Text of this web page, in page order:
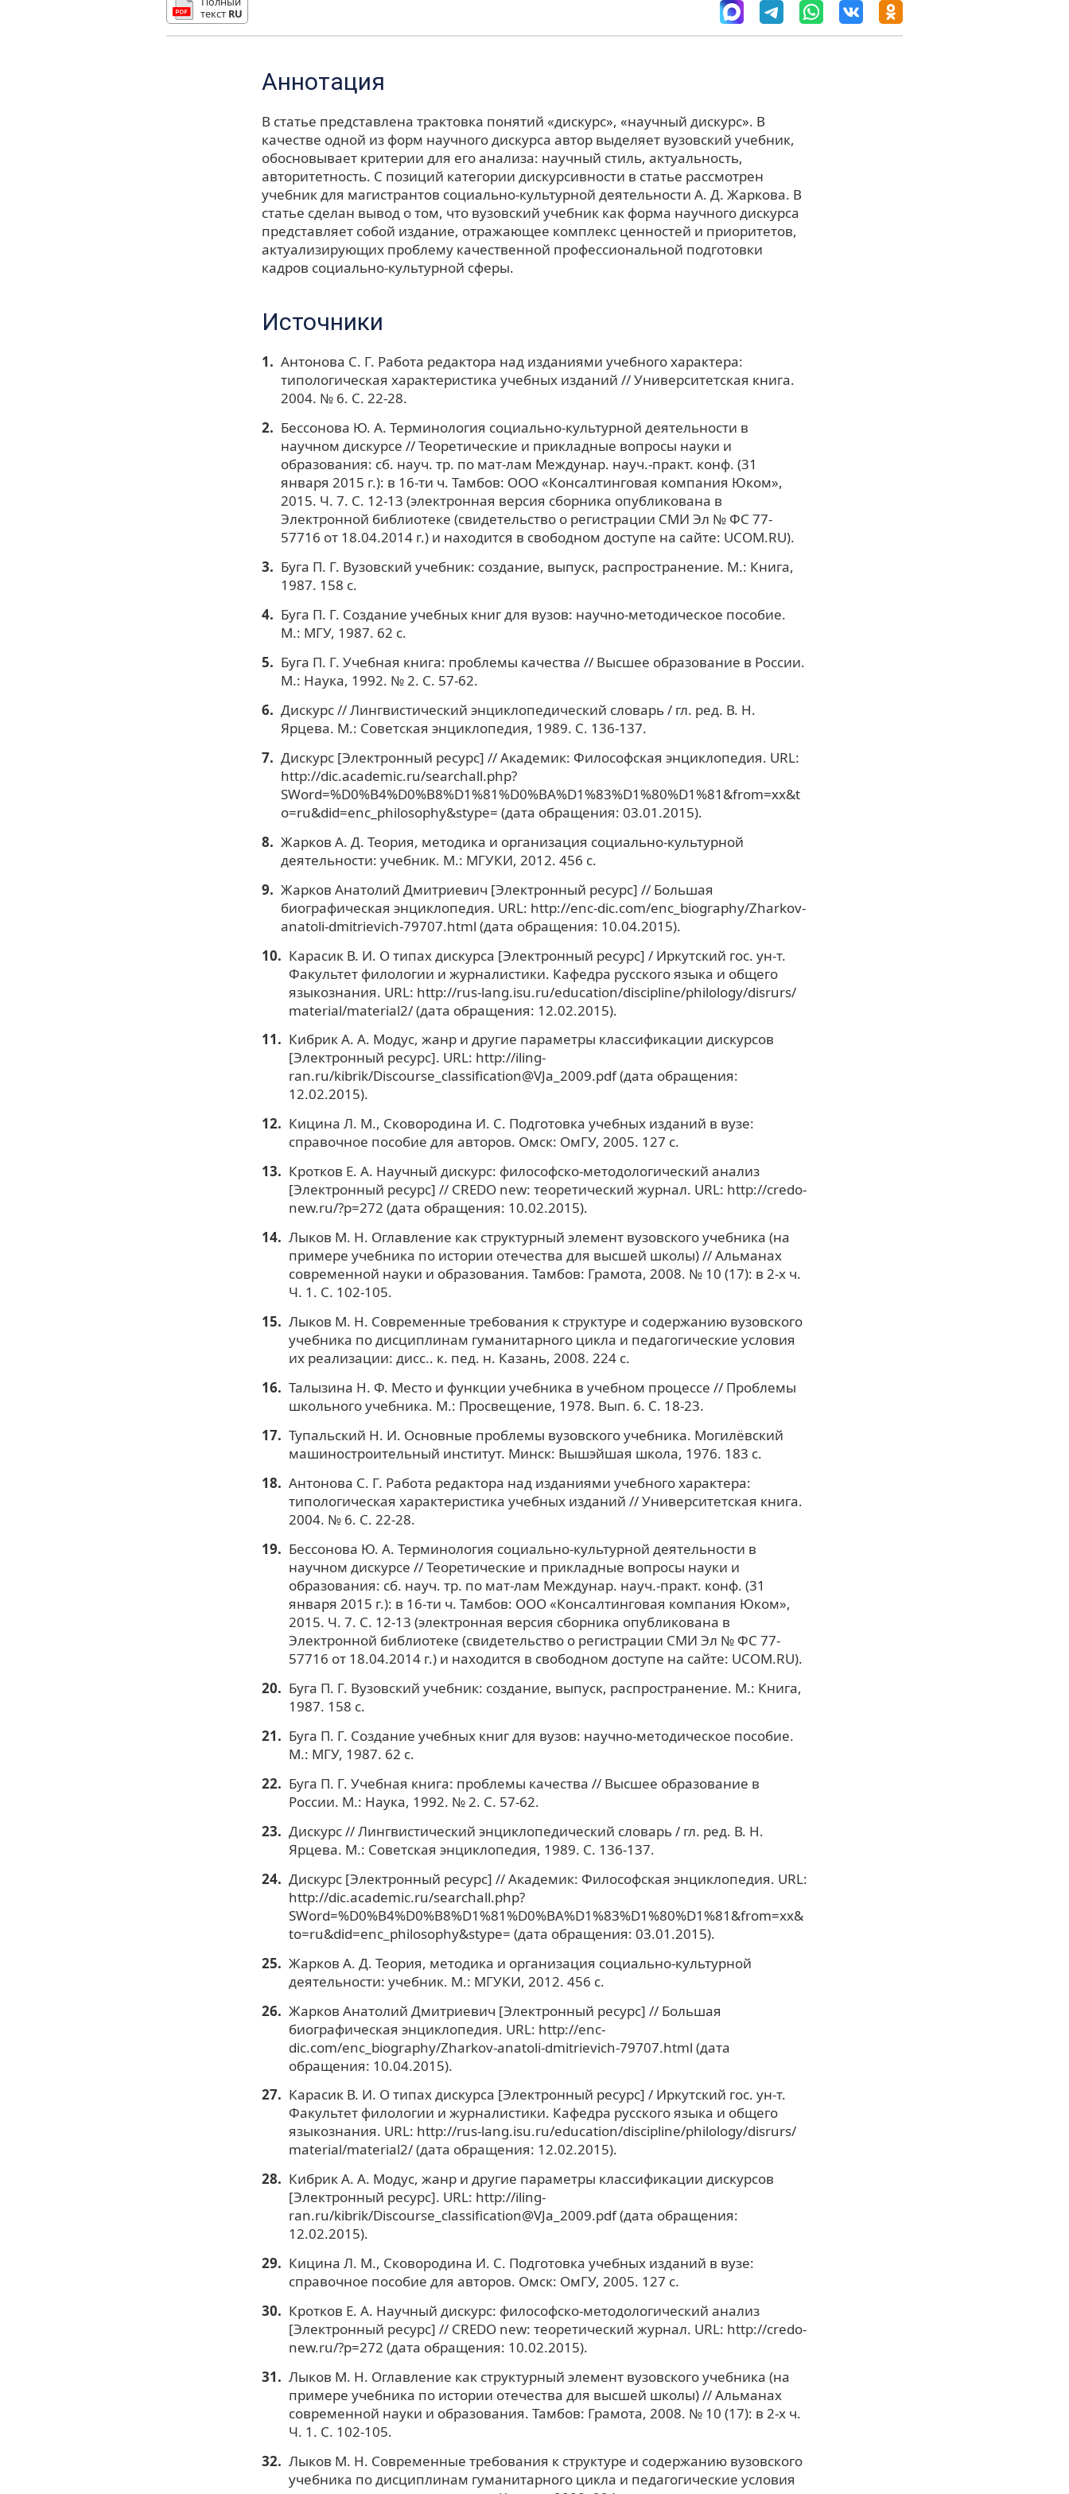
текст RU
Аннотация
В статье представлена трактовка понятий «дискурс», «научный дискурс». В
качестве одной из форм научного дискурса автор выделяет вузовский учебник,
обосновывает критерии для его анализа: научный стиль, актуальность,
авторитетность. С позиций категории дискурсивности в статье рассмотрен
учебник для магистрантов социально-культурной деятельности А. Д. Жаркова. В
статье сделан вывод о том, что вузовский учебник как форма научного дискурса
представляет собой издание, отражающее комплекс ценностей и приоритетов,
актуализирующих проблему качественной профессиональной подготовки
кадров социально-культурной сферы.
Источники
Антонова С. Г. Работа редактора над изданиями учебного характера:
типологическая характеристика учебных изданий // Университетская книга.
2004. № 6. С. 22-28.
Бессонова Ю. А. Терминология социально-культурной деятельности в
научном дискурсе // Теоретические и прикладные вопросы науки и
образования: сб. науч. тр. по мат-лам Междунар. науч.-практ. конф. (31
января 2015 г.): в 16-ти ч. Тамбов: ООО «Консалтинговая компания Юком»,
2015. Ч. 7. С. 12-13 (электронная версия сборника опубликована в
Электронной библиотеке (свидетельство о регистрации СМИ Эл № ФС 77-
57716 от 18.04.2014 г.) и находится в свободном доступе на сайте: UCOM.RU).
Буга П. Г. Вузовский учебник: создание, выпуск, распространение. М.: Книга,
1987. 158 с.
Буга П. Г. Создание учебных книг для вузов: научно-методическое пособие.
М.: МГУ, 1987. 62 с.
Буга П. Г. Учебная книга: проблемы качества // Высшее образование в России.
М.: Наука, 1992. № 2. С. 57-62.
Дискурс // Лингвистический энциклопедический словарь / гл. ред. В. Н.
Ярцева. М.: Советская энциклопедия, 1989. С. 136-137.
Дискурс [Электронный ресурс] // Академик: Философская энциклопедия. URL:
http://dic.academic.ru/searchall.php?
SWord=%D0%B4%D0%B8%D1%81%D0%BA%D1%83%D1%80%D1%81&from=xx&t
o=ru&did=enc_philosophy&stype= (дата обращения: 03.01.2015).
Жарков А. Д. Теория, методика и организация социально-культурной
деятельности: учебник. М.: МГУКИ, 2012. 456 с.
Жарков Анатолий Дмитриевич [Электронный ресурс] // Большая
биографическая энциклопедия. URL: http://enc-dic.com/enc_biography/Zharkov-
anatoli-dmitrievich-79707.html (дата обращения: 10.04.2015).
Карасик В. И. О типах дискурса [Электронный ресурс] / Иркутский гос. ун-т.
Факультет филологии и журналистики. Кафедра русского языка и общего
языкознания. URL: http://rus-lang.isu.ru/education/discipline/philology/disrurs/
material/material2/ (дата обращения: 12.02.2015).
Кибрик А. А. Модус, жанр и другие параметры классификации дискурсов
[Электронный ресурс]. URL: http://iling-
ran.ru/kibrik/Discourse_classification@VJa_2009.pdf (дата обращения:
12.02.2015).
Кицина Л. М., Сковородина И. С. Подготовка учебных изданий в вузе:
справочное пособие для авторов. Омск: ОмГУ, 2005. 127 с.
Кротков Е. А. Научный дискурс: философско-методологический анализ
[Электронный ресурс] // CREDO new: теоретический журнал. URL: http://credo-
new.ru/?p=272 (дата обращения: 10.02.2015).
Лыков М. Н. Оглавление как структурный элемент вузовского учебника (на
примере учебника по истории отечества для высшей школы) // Альманах
современной науки и образования. Тамбов: Грамота, 2008. № 10 (17): в 2-х ч.
Ч. 1. С. 102-105.
Лыков М. Н. Современные требования к структуре и содержанию вузовского
учебника по дисциплинам гуманитарного цикла и педагогические условия
их реализации: дисс.. к. пед. н. Казань, 2008. 224 с.
Талызина Н. Ф. Место и функции учебника в учебном процессе // Проблемы
школьного учебника. М.: Просвещение, 1978. Вып. 6. С. 18-23.
Тупальский Н. И. Основные проблемы вузовского учебника. Могилёвский
машиностроительный институт. Минск: Вышэйшая школа, 1976. 183 с.
Антонова С. Г. Работа редактора над изданиями учебного характера:
типологическая характеристика учебных изданий // Университетская книга.
2004. № 6. С. 22-28.
Бессонова Ю. А. Терминология социально-культурной деятельности в
научном дискурсе // Теоретические и прикладные вопросы науки и
образования: сб. науч. тр. по мат-лам Междунар. науч.-практ. конф. (31
января 2015 г.): в 16-ти ч. Тамбов: ООО «Консалтинговая компания Юком»,
2015. Ч. 7. С. 12-13 (электронная версия сборника опубликована в
Электронной библиотеке (свидетельство о регистрации СМИ Эл № ФС 77-
57716 от 18.04.2014 г.) и находится в свободном доступе на сайте: UCOM.RU).
Буга П. Г. Вузовский учебник: создание, выпуск, распространение. М.: Книга,
1987. 158 с.
Буга П. Г. Создание учебных книг для вузов: научно-методическое пособие.
М.: МГУ, 1987. 62 с.
Буга П. Г. Учебная книга: проблемы качества // Высшее образование в
России. М.: Наука, 1992. № 2. С. 57-62.
Дискурс // Лингвистический энциклопедический словарь / гл. ред. В. Н.
Ярцева. М.: Советская энциклопедия, 1989. С. 136-137.
Дискурс [Электронный ресурс] // Академик: Философская энциклопедия. URL:
http://dic.academic.ru/searchall.php?
SWord=%D0%B4%D0%B8%D1%81%D0%BA%D1%83%D1%80%D1%81&from=xx&
to=ru&did=enc_philosophy&stype= (дата обращения: 03.01.2015).
Жарков А. Д. Теория, методика и организация социально-культурной
деятельности: учебник. М.: МГУКИ, 2012. 456 с.
Жарков Анатолий Дмитриевич [Электронный ресурс] // Большая
биографическая энциклопедия. URL: http://enc-
dic.com/enc_biography/Zharkov-anatoli-dmitrievich-79707.html (дата
обращения: 10.04.2015).
Карасик В. И. О типах дискурса [Электронный ресурс] / Иркутский гос. ун-т.
Факультет филологии и журналистики. Кафедра русского языка и общего
языкознания. URL: http://rus-lang.isu.ru/education/discipline/philology/disrurs/
material/material2/ (дата обращения: 12.02.2015).
Кибрик А. А. Модус, жанр и другие параметры классификации дискурсов
[Электронный ресурс]. URL: http://iling-
ran.ru/kibrik/Discourse_classification@VJa_2009.pdf (дата обращения:
12.02.2015).
Кицина Л. М., Сковородина И. С. Подготовка учебных изданий в вузе:
справочное пособие для авторов. Омск: ОмГУ, 2005. 127 с.
Кротков Е. А. Научный дискурс: философско-методологический анализ
[Электронный ресурс] // CREDO new: теоретический журнал. URL: http://credo-
new.ru/?p=272 (дата обращения: 10.02.2015).
Лыков М. Н. Оглавление как структурный элемент вузовского учебника (на
примере учебника по истории отечества для высшей школы) // Альманах
современной науки и образования. Тамбов: Грамота, 2008. № 10 (17): в 2-х ч.
Ч. 1. С. 102-105.
Лыков М. Н. Современные требования к структуре и содержанию вузовского
учебника по дисциплинам гуманитарного цикла и педагогические условия